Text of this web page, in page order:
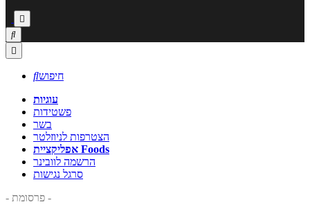



חיפוש
עוגיות
פשטידות
בשר
הצטרפות לניוזלטר
אפליקציית Foods
הרשמה לוובינר
סרגל נגישות
- פרסומת -